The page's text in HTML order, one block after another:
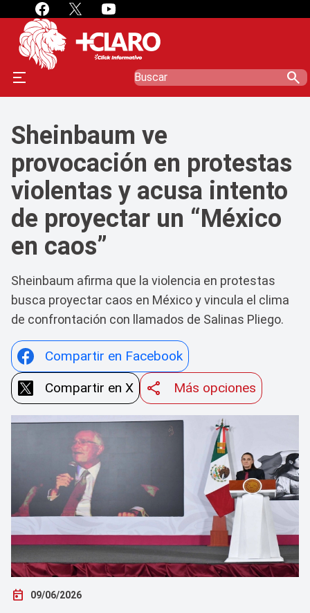
search
Sheinbaum ve
provocación en protestas
violentas y acusa intento
de proyectar un “México
en caos”
Sheinbaum afirma que la violencia en protestas
busca proyectar caos en México y vincula el clima
de confrontación con llamados de Salinas Pliego.
Compartir en Facebook
Compartir en X
Más opciones
today 09/06/2026